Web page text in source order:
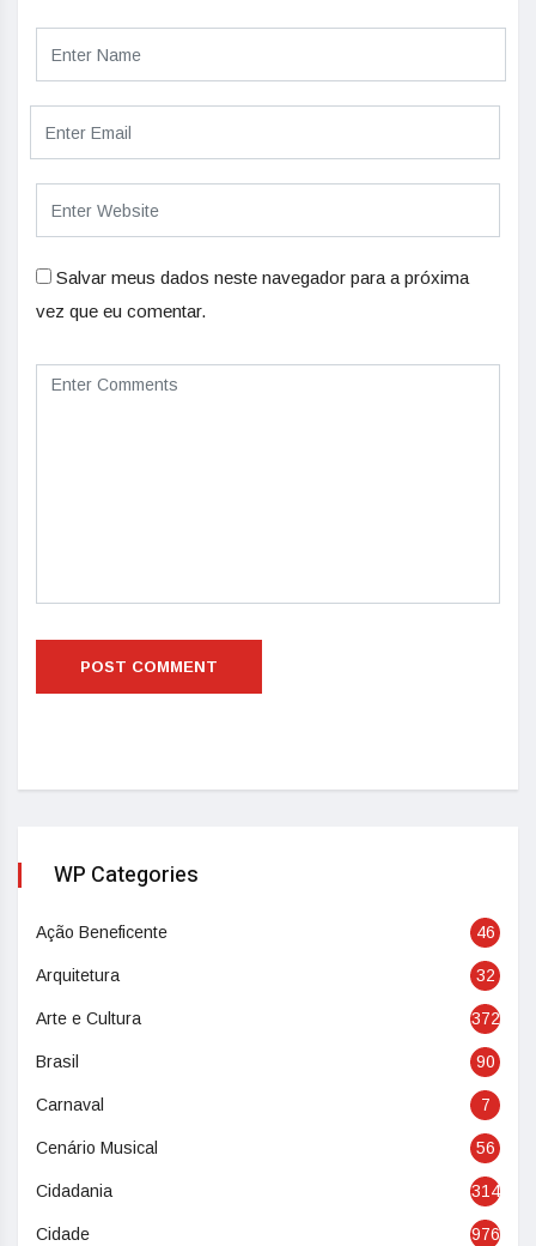
Salvar meus dados neste navegador para a próxima
vez que eu comentar.
WP Categories
Ação Beneficente 46
Arquitetura 32
Arte e Cultura 372
Brasil 90
Carnaval 7
Cenário Musical 56
Cidadania 314
Cidade 976